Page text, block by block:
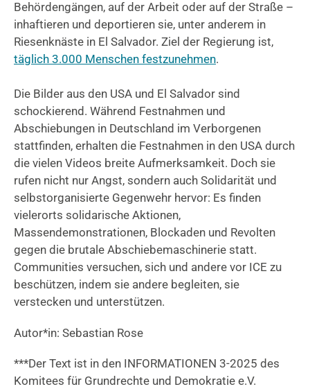
Behördengängen, auf der Arbeit oder auf der Straße –
inhaftieren und deportieren sie, unter anderem in
Riesenknäste in El Salvador. Ziel der Regierung ist,
täglich 3.000 Menschen festzunehmen.
Die Bilder aus den USA und El Salvador sind
schockierend. Während Festnahmen und
Abschiebungen in Deutschland im Verborgenen
stattfinden, erhalten die Festnahmen in den USA durch
die vielen Videos breite Aufmerksamkeit. Doch sie
rufen nicht nur Angst, sondern auch Solidarität und
selbstorganisierte Gegenwehr hervor: Es finden
vielerorts solidarische Aktionen,
Massendemonstrationen, Blockaden und Revolten
gegen die brutale Abschiebemaschinerie statt.
Communities versuchen, sich und andere vor ICE zu
beschützen, indem sie andere begleiten, sie
verstecken und unterstützen.
Autor*in: Sebastian Rose
***Der Text ist in den INFORMATIONEN 3-2025 des
Komitees für Grundrechte und Demokratie e.V.